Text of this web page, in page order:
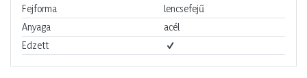
Fejforma
lencsefejű
Anyaga
acél
Edzett